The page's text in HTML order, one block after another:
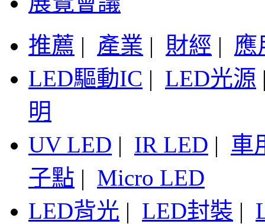
推薦 | 產業 | 財經 | 應
LED驅動IC | LED光源
明
UV LED | IR LED | 車
子點 | Micro LED
LED背光 | LED封裝 |